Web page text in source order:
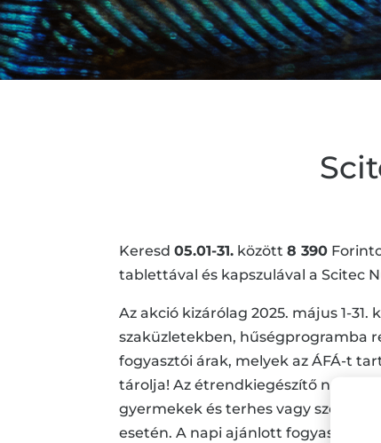
Keresd05.01-31. között8 390
tablettával és kapszulával a Scitec
Az akció kizárólag 2025. május 1-
szaküzletekben, hűségprogramba
fogyasztói árak, melyek az ÁFÁ-t
tárolja! Az étrendkiegészítő nem
gyermekek és terhes vagy
esetén. A napi ajánlott fogyasztási